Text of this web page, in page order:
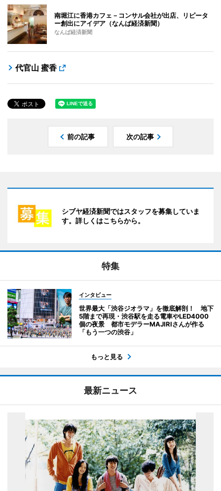
南堀江に香港カフェ－コンサル会社が出店、リピータ
ー創出にアイデア（なんば経済新聞）
なんば経済新聞
代官山 蜜香
前の記事 次の記事
シブヤ経済新聞ではスタッフを募集していま
す。詳しくはこちらから。
特集
インタビュー
世界最大「渋谷ジオラマ」を徹底解剖！ 地下
5階まで再現・渋谷駅を走る電車やLED4000
個の夜景 都市モデラーMAJIRIさんが作る
「もう一つの渋谷」
もっと見る
最新ニュース